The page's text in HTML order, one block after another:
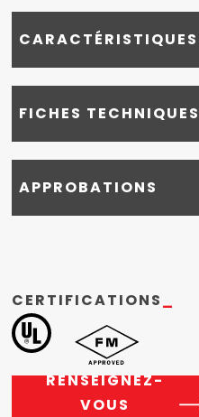
CARACTÉRISTIQUES
FICHES TECHNIQUES
APPROBATIONS
CERTIFICATIONS_
RENSEIGNEZ-
VOUS